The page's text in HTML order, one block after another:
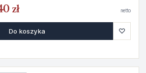
zł netto
Do koszyka ♡